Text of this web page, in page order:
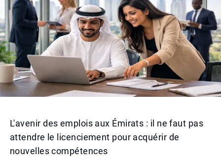
L'avenir des emplois aux Émirats : il ne faut pas
attendre le licenciement pour acquérir de
nouvelles compétences